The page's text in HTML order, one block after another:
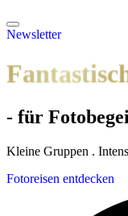
Newsletter
- für
Kleine Gruppen .
Fotoreisen entdecken